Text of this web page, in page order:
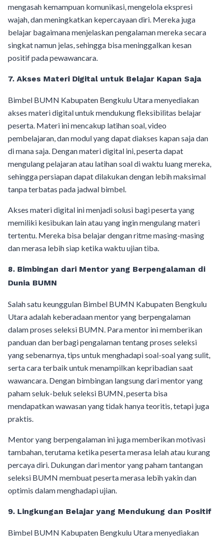
mengasah kemampuan komunikasi, mengelola ekspresi
wajah, dan meningkatkan kepercayaan diri. Mereka juga
belajar bagaimana menjelaskan pengalaman mereka secara
singkat namun jelas, sehingga bisa meninggalkan kesan
positif pada pewawancara.
7. Akses Materi Digital untuk Belajar Kapan Saja
Bimbel BUMN Kabupaten Bengkulu Utara menyediakan
akses materi digital untuk mendukung fleksibilitas belajar
peserta. Materi ini mencakup latihan soal, video
pembelajaran, dan modul yang dapat diakses kapan saja dan
di mana saja. Dengan materi digital ini, peserta dapat
mengulang pelajaran atau latihan soal di waktu luang mereka,
sehingga persiapan dapat dilakukan dengan lebih maksimal
tanpa terbatas pada jadwal bimbel.
Akses materi digital ini menjadi solusi bagi peserta yang
memiliki kesibukan lain atau yang ingin mengulang materi
tertentu. Mereka bisa belajar dengan ritme masing-masing
dan merasa lebih siap ketika waktu ujian tiba.
8. Bimbingan dari Mentor yang Berpengalaman di
Dunia BUMN
Salah satu keunggulan Bimbel BUMN Kabupaten Bengkulu
Utara adalah keberadaan mentor yang berpengalaman
dalam proses seleksi BUMN. Para mentor ini memberikan
panduan dan berbagi pengalaman tentang proses seleksi
yang sebenarnya, tips untuk menghadapi soal-soal yang sulit,
serta cara terbaik untuk menampilkan kepribadian saat
wawancara. Dengan bimbingan langsung dari mentor yang
paham seluk-beluk seleksi BUMN, peserta bisa
mendapatkan wawasan yang tidak hanya teoritis, tetapi juga
praktis.
Mentor yang berpengalaman ini juga memberikan motivasi
tambahan, terutama ketika peserta merasa lelah atau kurang
percaya diri. Dukungan dari mentor yang paham tantangan
seleksi BUMN membuat peserta merasa lebih yakin dan
optimis dalam menghadapi ujian.
9. Lingkungan Belajar yang Mendukung dan Positif
Bimbel BUMN Kabupaten Bengkulu Utara menyediakan